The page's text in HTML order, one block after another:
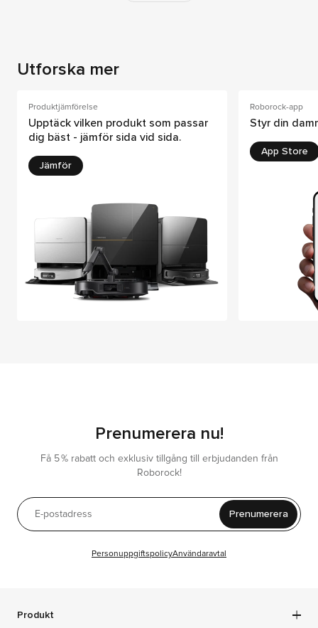
Utforska mer
Produktjämförelse
Upptäck vilken produkt som passar
dig bäst - jämför sida vid sida.
Jämför
Roborock-app
Styr din
App Store
Prenumerera nu!
Få 5 % rabatt och exklusiv tillgång till erbjudanden från
Roborock!
Prenumerera
PersonuppgiftspolicyAnvändaravtal
Produkt